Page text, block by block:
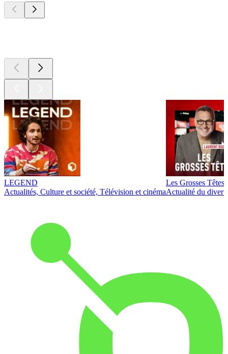
LEGEND
Actualités, Culture et société, Télévision et cinéma
Les Grosses Têtes
Actualité du